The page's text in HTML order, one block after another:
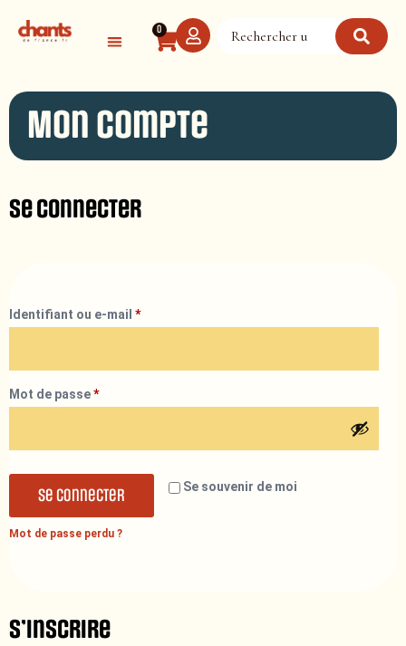
0
Mon compte
Se connecter
Identifiant ou e-mail *
Mot de passe*
Se souvenir de moi
Se connecter
Mot de passe perdu ?
S’inscrire